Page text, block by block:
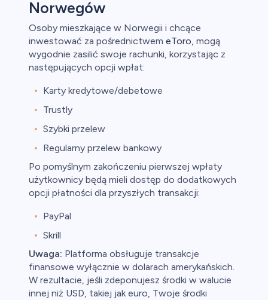
Norwegów
Osoby mieszkające w Norwegii i chcące
inwestować za pośrednictwem eToro, mogą
wygodnie zasilić swoje rachunki, korzystając z
następujących opcji wpłat:
Karty kredytowe/debetowe
Trustly
Szybki przelew
Regularny przelew bankowy
Po pomyślnym zakończeniu pierwszej wpłaty
użytkownicy będą mieli dostęp do dodatkowych
opcji płatności dla przyszłych transakcji:
PayPal
Skrill
Uwaga: Platforma obsługuje transakcje
finansowe wyłącznie w dolarach amerykańskich.
W rezultacie, jeśli zdeponujesz środki w walucie
innej niż USD, takiej jak euro, Twoje środki